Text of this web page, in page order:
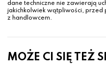
dane techniczne nie zawierają
jakichkolwiek wątpliwości, przed
z handlowcem.
MOŻE CI SIĘ TEŻ